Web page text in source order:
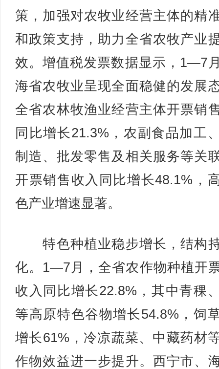
策，加强对农牧业经营主体的精
和政策支持，助力全省农牧产业
效。增值税发票数据显示，1—7
海省农牧业呈现全面稳健的发展
全省农林牧渔业经营主体开票销
同比增长21.3%，农副食品加工
制造、批发零售及相关服务等关
开票销售收入同比增长48.1%，
色产业增速显著。
特色种植业稳步增长，结构
化。1—7月，全省农作物种植开
收入同比增长22.8%，其中青稞
等高原特色谷物增长54.8%，饲
增长61%，冷凉蔬菜、中藏药材
作物效益进一步提升。西宁市、